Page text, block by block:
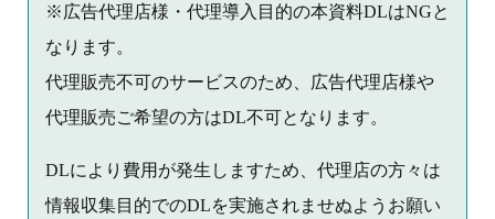
※広告代理店様・代理導入目的の本資料DLはNGと
なります。
代理販売不可のサービスのため、広告代理店様や
代理販売ご希望の方はDL不可となります。
DLにより費用が発生しますため、代理店の方々は
情報収集目的でのDLを実施されませぬようお願い